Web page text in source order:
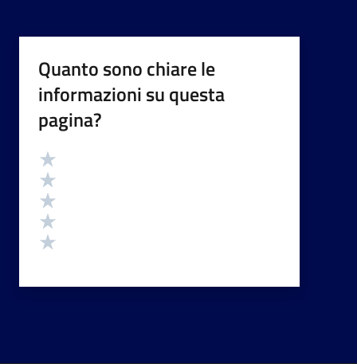
Quanto sono chiare le
informazioni su questa
pagina?
Valutazione